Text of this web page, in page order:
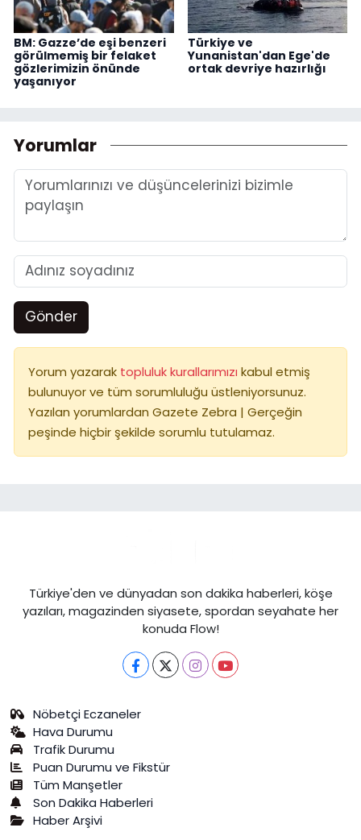
BM: Gazze’de eşi benzeri
görülmemiş bir felaket
gözlerimizin önünde
yaşanıyor
Türkiye ve
Yunanistan'dan Ege'de
ortak devriye hazırlığı
Yorumlar
Gönder
Yorum yazarak topluluk kurallarımızı kabul etmiş
bulunuyor ve tüm sorumluluğu üstleniyorsunuz.
Yazılan yorumlardan Gazete Zebra | Gerçeğin
peşinde hiçbir şekilde sorumlu tutulamaz.
Türkiye'den ve dünyadan son dakika haberleri, köşe
yazıları, magazinden siyasete, spordan seyahate her
konuda Flow!
Nöbetçi Eczaneler
Hava Durumu
Trafik Durumu
Puan Durumu ve Fikstür
Tüm Manşetler
Son Dakika Haberleri
Haber Arşivi